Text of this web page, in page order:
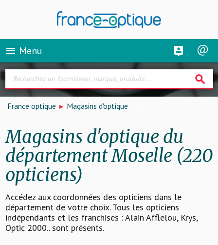
menu Menu
search
France optique Magasins d'optique
Magasins d'optique du
département Moselle (220
opticiens)
Accédez aux coordonnées des opticiens dans le
département de votre choix. Tous les opticiens
indépendants et les franchises : Alain Afflelou, Krys,
Optic 2000.. sont présents.